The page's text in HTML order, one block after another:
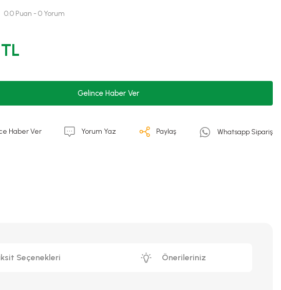
0.0 Puan - 0 Yorum
Gelince Haber Ver
Haber Ver Yorum Yaz Paylaş Whatsapp Sipariş
Seçenekleri Önerileriniz